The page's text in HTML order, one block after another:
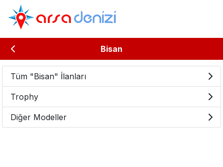
Bisan
Tüm "Bisan" İlanları
Trophy
Diğer Modeller